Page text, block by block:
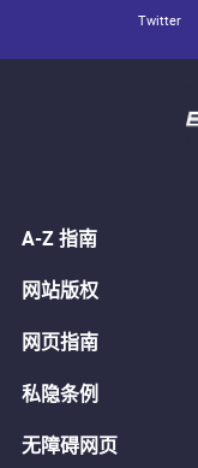
Twitter
A-Z 指南
网站版权
网页指南
私隐条例
无障碍网页